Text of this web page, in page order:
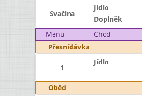
Svačina
Jídlo
Doplněk
Menu
Chod
Přesnídávka
1
Jídlo
Oběd